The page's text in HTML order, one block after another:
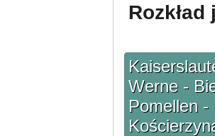
Werne -
Pomellen -